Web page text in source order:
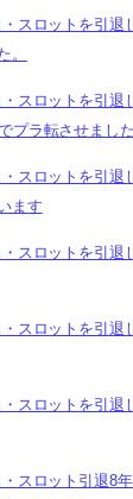
スロットを引退
。
スロットを引退
プラ転させました
スロットを引退
ます
スロットを引退
スロットを引退
スロットを引退
スロット引退8